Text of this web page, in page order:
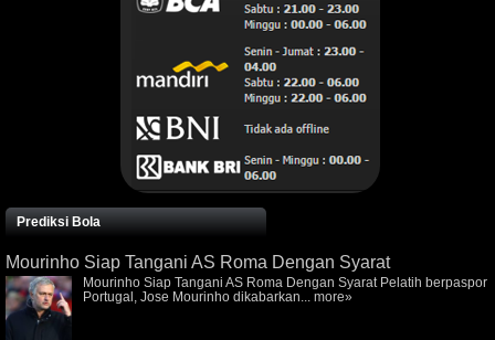
Prediksi Bola
Mourinho Siap Tangani AS Roma Dengan Syarat
Mourinho Siap Tangani AS Roma Dengan Syarat Pelatih berpaspor
Portugal, Jose Mourinho dikabarkan... more»